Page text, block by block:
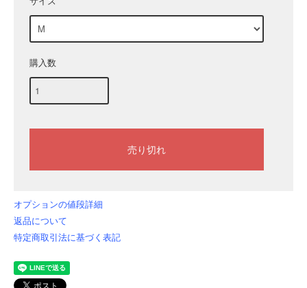
購入数
オプションの値段詳細
返品について
特定商取引法に基づく表記